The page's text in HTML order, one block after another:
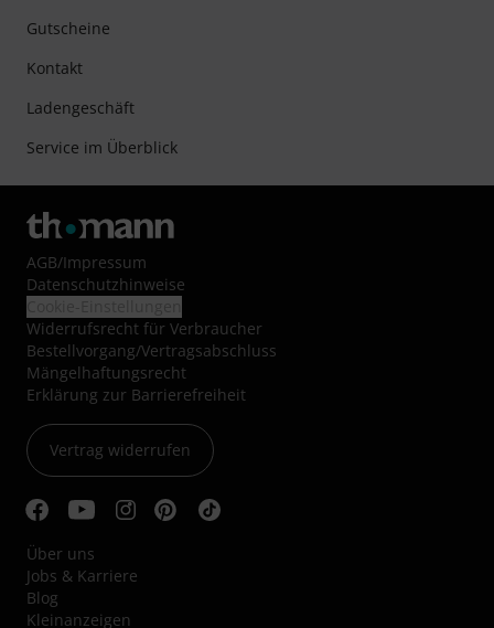
Gutscheine
Kontakt
Ladengeschäft
Service im Überblick
AGB/Impressum
Datenschutzhinweise
Widerrufsrecht für Verbraucher
Bestellvorgang/Vertragsabschluss
Mängelhaftungsrecht
Erklärung zur Barrierefreiheit
Vertrag widerrufen
Über uns
Jobs & Karriere
Blog
Kleinanzeigen